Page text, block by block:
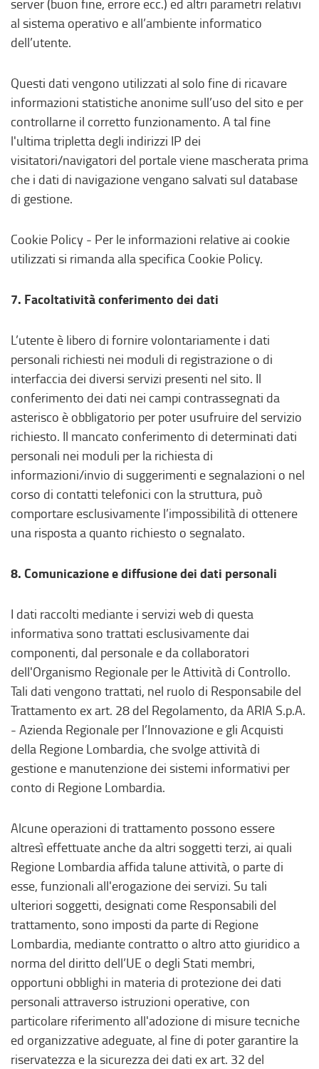
server (buon fine, errore ecc.) ed altri parametri relativi
al sistema operativo e all’ambiente informatico
dell’utente.
Questi dati vengono utilizzati al solo fine di ricavare
informazioni statistiche anonime sull’uso del sito e per
controllarne il corretto funzionamento. A tal fine
l'ultima tripletta degli indirizzi IP dei
visitatori/navigatori del portale viene mascherata prima
che i dati di navigazione vengano salvati sul database
di gestione.
Cookie Policy - Per le informazioni relative ai cookie
utilizzati si rimanda alla specifica Cookie Policy.
7. Facoltatività conferimento dei dati
L’utente è libero di fornire volontariamente i dati
personali richiesti nei moduli di registrazione o di
interfaccia dei diversi servizi presenti nel sito. Il
conferimento dei dati nei campi contrassegnati da
asterisco è obbligatorio per poter usufruire del servizio
richiesto. Il mancato conferimento di determinati dati
personali nei moduli per la richiesta di
informazioni/invio di suggerimenti e segnalazioni o nel
corso di contatti telefonici con la struttura, può
comportare esclusivamente l’impossibilità di ottenere
una risposta a quanto richiesto o segnalato.
8. Comunicazione e diffusione dei dati personali
I dati raccolti mediante i servizi web di questa
informativa sono trattati esclusivamente dai
componenti, dal personale e da collaboratori
dell'Organismo Regionale per le Attività di Controllo.
Tali dati vengono trattati, nel ruolo di Responsabile del
Trattamento ex art. 28 del Regolamento, da ARIA S.p.A.
- Azienda Regionale per l’Innovazione e gli Acquisti
della Regione Lombardia, che svolge attività di
gestione e manutenzione dei sistemi informativi per
conto di Regione Lombardia.
Alcune operazioni di trattamento possono essere
altresì effettuate anche da altri soggetti terzi, ai quali
Regione Lombardia affida talune attività, o parte di
esse, funzionali all'erogazione dei servizi. Su tali
ulteriori soggetti, designati come Responsabili del
trattamento, sono imposti da parte di Regione
Lombardia, mediante contratto o altro atto giuridico a
norma del diritto dell’UE o degli Stati membri,
opportuni obblighi in materia di protezione dei dati
personali attraverso istruzioni operative, con
particolare riferimento all'adozione di misure tecniche
ed organizzative adeguate, al fine di poter garantire la
riservatezza e la sicurezza dei dati ex art. 32 del